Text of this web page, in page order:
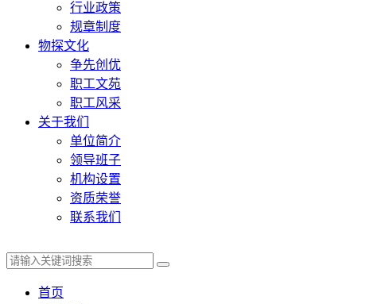
行业政策
规章制度
物探文化
争先创优
职工文苑
职工风采
关于我们
单位简介
领导班子
机构设置
资质荣誉
联系我们
首页